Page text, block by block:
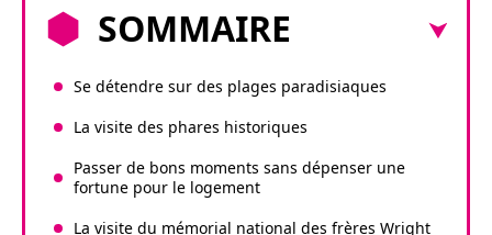
SOMMAIRE
Se détendre sur des plages paradisiaques
La visite des phares historiques
Passer de bons moments sans dépenser une
fortune pour le logement
La visite du mémorial national des frères Wright